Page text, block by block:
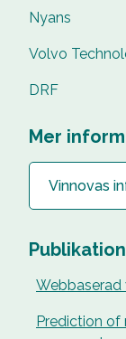
Nyans
Volvo
DRF
Mer
Vinnovas
Webbaserad
Prediction of